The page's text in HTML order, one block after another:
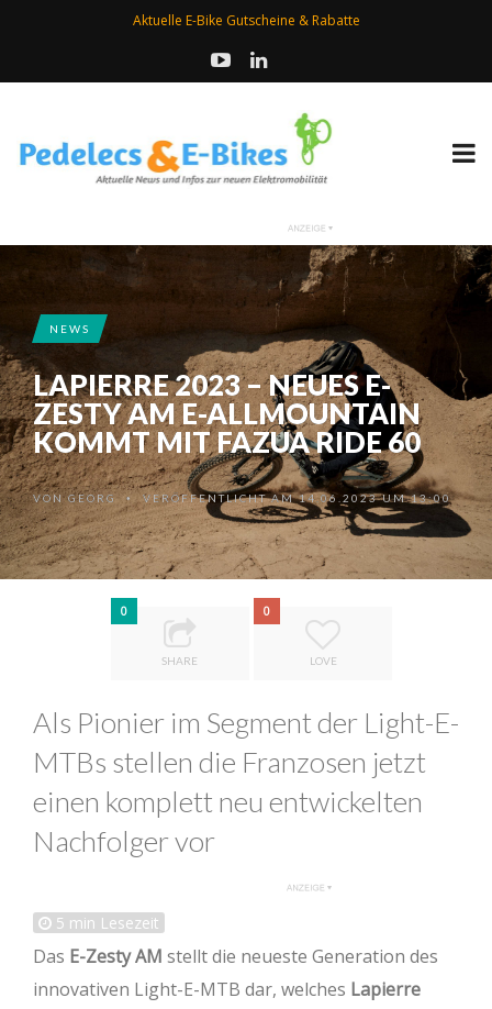
Aktuelle E-Bike Gutscheine & Rabatte
NEWS
LAPIERRE 2023 – NEUES E-
ZESTY AM E-ALLMOUNTAIN
KOMMT MIT FAZUA RIDE 60
VONGEORG • VERÖFFENTLICHT AM 14.06.2023 UM 13:00
0
SHARE
0
LOVE
Als Pionier im Segment der Light-E-
MTBs stellen die Franzosen jetzt
einen komplett neu entwickelten
Nachfolger vor
5 min Lesezeit
Das E-Zesty AM stellt die neueste Generation des
innovativen Light-E-MTB dar, welches Lapierre